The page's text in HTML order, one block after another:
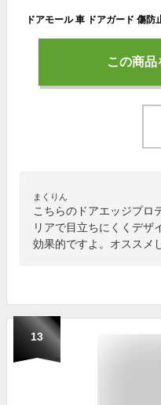
この商品
まくりん
こちらのドアエッジプロ
リアで目立ちにくくデ
効果的ですよ。オススメ
13